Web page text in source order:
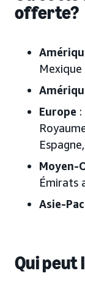
offerte?
Mexique
Europe
Moyen-
Émirats
Asie-
Qui peut